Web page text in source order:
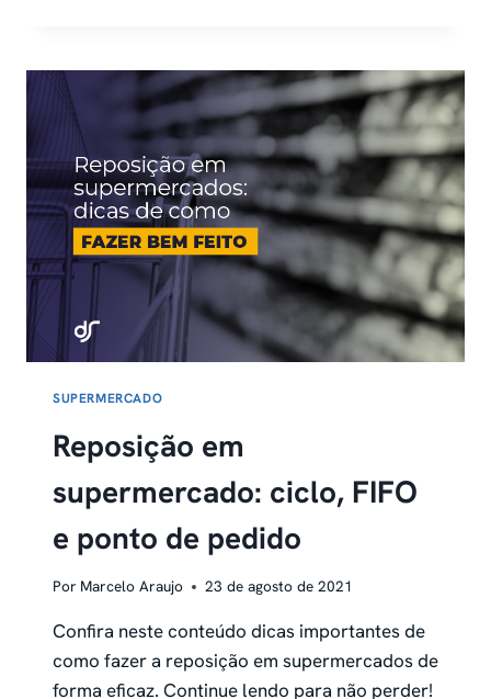
INDEPENDENTE
VENDER
MAIS
EM
2026
SUPERMERCADO
Reposição em
supermercado: ciclo, FIFO
e ponto de pedido
Por Marcelo Araujo 23 de agosto de 2021
Confira neste conteúdo dicas importantes de
como fazer a reposição em supermercados de
forma eficaz. Continue lendo para não perder!